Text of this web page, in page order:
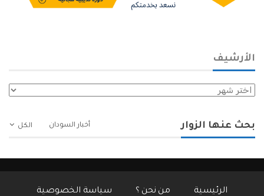
الأرشيف
الأرشيف
الكل بحث عنها الزوار أخبار السودان
الرئيسية من نحن ؟ سياسة الخصوصية